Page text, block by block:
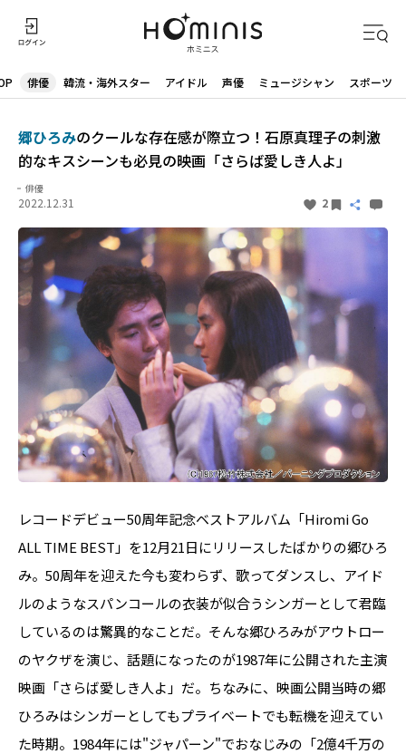
俳優 韓流・海外スター アイドル 声優 ミュージシャン スポーツ
郷ひろみのクールな存在感が際立つ！石原真理子の刺激
的なキスシーンも必見の映画「さらば愛しき人よ」
俳優
2022.12.31 2
レコードデビュー50周年記念ベストアルバム「Hiromi Go
ALL TIME BEST」を12月21日にリリースしたばかりの郷ひろ
み。50周年を迎えた今も変わらず、歌ってダンスし、アイド
ルのようなスパンコールの衣装が似合うシンガーとして君臨
しているのは驚異的なことだ。そんな郷ひろみがアウトロー
のヤクザを演じ、話題になったのが1987年に公開された主演
映画「さらば愛しき人よ」だ。ちなみに、映画公開当時の郷
ひろみはシンガーとしてもプライベートでも転機を迎えてい
た時期。1984年には"ジャパーン"でおなじみの「2億4千万の